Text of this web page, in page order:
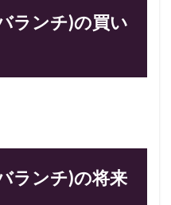
ランチ)の買い
ランチ)の将来